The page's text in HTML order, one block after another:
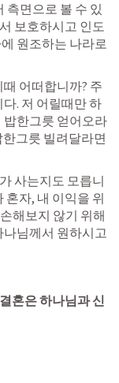
측면으로 볼 수 있
보호하시고 인도
원조하는 나라로
. 저 어릴때만 하
밥한그릇 얻어오라
그릇 빌려달라면
혼자, 내 이익을 위
해보지 않기 위해
나님께서 원하시고
혼은 하나님과 신